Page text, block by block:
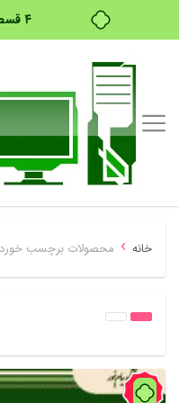
۴ قسط، بدون کارمزد
خرید
خانه › محصولات برچسب
91%